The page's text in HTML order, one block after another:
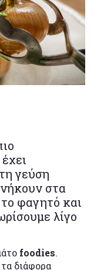
γεύση
στα
φαγητό και
λίγο
foodies.
διάφορα